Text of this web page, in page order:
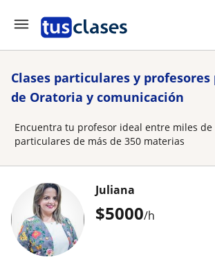
Clases particulares y
de Oratoria y comunicación
Encuentra tu profesor ideal entre miles de
particulares de más de 350 materias
$5000/h
Juliana